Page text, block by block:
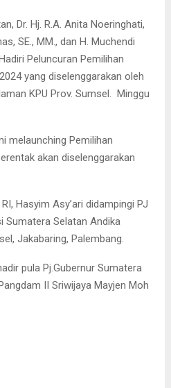
Dr. Hj. R.A. Anita Noeringhati,
SE., MM., dan H. Muchendi
Peluncuran Pemilihan
yang diselenggarakan oleh
KPU Prov. Sumsel.
Minggu
melaunching Pemilihan
akan diselenggarakan
Hasyim Asy’ari didampingi PJ
Sumatera Selatan Andika
Jakabaring, Palembang.
pula Pj.Gubernur Sumatera
II Sriwijaya Mayjen Moh